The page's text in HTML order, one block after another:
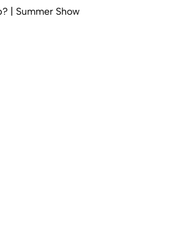
| Summer Show